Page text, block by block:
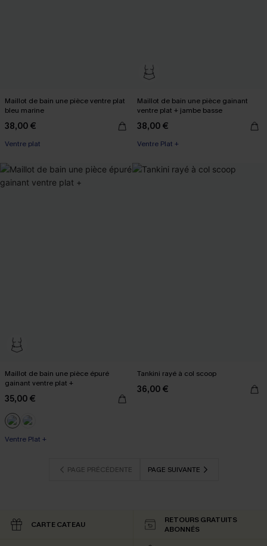
Maillot de bain une pièce ventre plat
bleu marine
38,00 €
Ventre plat
Maillot de bain une pièce gainant
ventre plat + jambe basse
38,00 €
Ventre Plat +
Maillot de bain une pièce épuré
gainant ventre plat +
35,00 €
Ventre Plat +
Tankini rayé à col scoop
36,00 €
PAGE PRÉCÉDENTE PAGE SUIVANTE
CARTE CATEAU
RETOURS GRATUITS
ABONNÉS